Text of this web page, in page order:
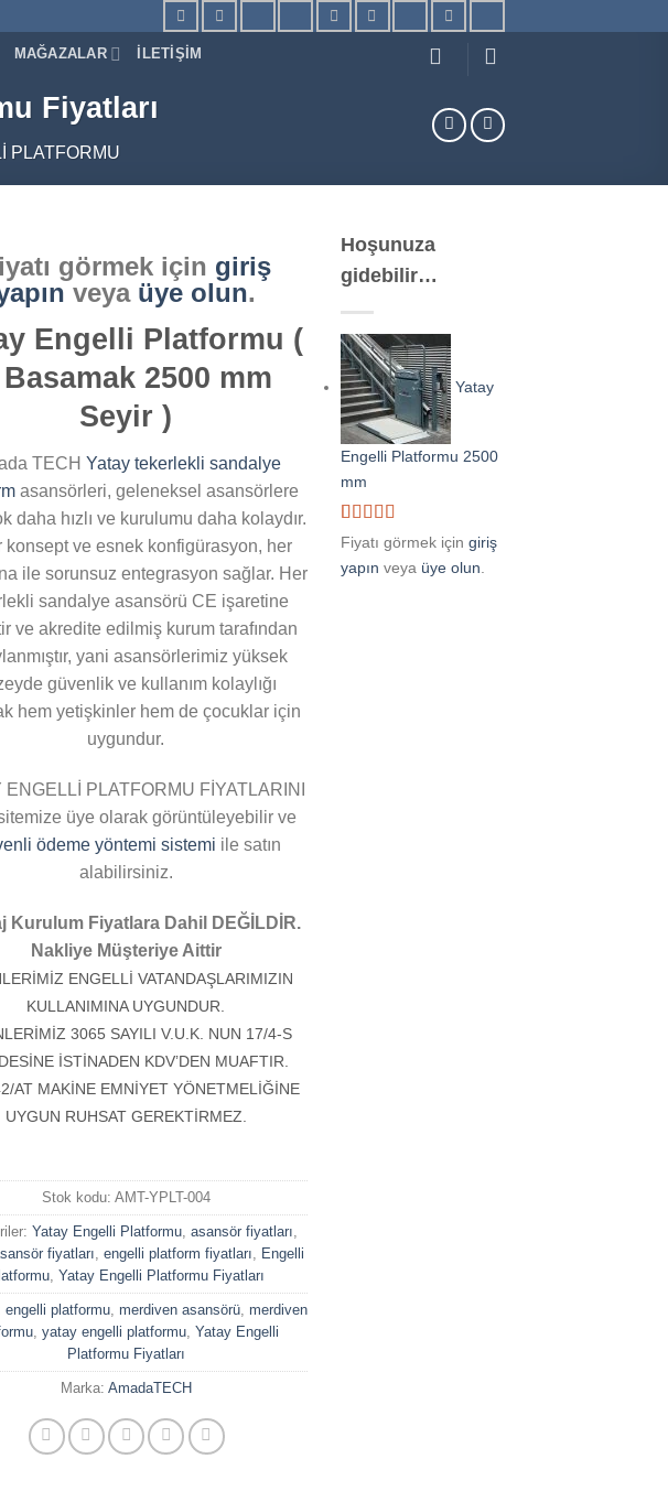
MAĞAZALAR İLETIŞIM
Fiyatları
PLATFORMU
görmek için giriş
veya üye olun.
Engelli Platformu (
2500 mm
Seyir )
TECH Yatay tekerlekli sandalye
asansörleri, geleneksel asansörlere
daha hızlı ve kurulumu daha kolaydır.
konsept ve esnek konfigürasyon, her
ile sorunsuz entegrasyon sağlar. Her
sandalye asansörü CE işaretine
ve akredite edilmiş kurum tarafından
yani asansörlerimiz yüksek
güvenlik ve kullanım kolaylığı
hem yetişkinler hem de çocuklar için
uygundur.
ENGELLİ PLATFORMU FİYATLARINI
üye olarak görüntüleyebilir ve
ödeme yöntemi sistemi ile satın
alabilirsiniz.
Kurulum Fiyatlara Dahil DEĞİLDİR.
Nakliye Müşteriye Aittir
ENGELLİ VATANDAŞLARIMIZIN
KULLANIMINA UYGUNDUR.
3065 SAYILI V.U.K. NUN 17/4-S
İSTİNADEN KDV’DEN MUAFTIR.
AT MAKİNE EMNİYET YÖNETMELİĞİNE
UYGUN RUHSAT GEREKTİRMEZ.
Stok kodu: AMT-YPLT-004
Yatay Engelli Platformu, asansör fiyatları
fiyatları
engelli platform fiyatları
Engelli
, Yatay Engelli Platformu Fiyatları
engelli platformu merdiven asansörü merdiven
, yatay engelli platformu, Yatay Engelli
Platformu Fiyatları
Marka: AmadaTECH
Hoşunuza
gidebilir…
Yatay
Engelli Platformu 2500
mm
2
müşteri
puanına
dayanarak 5
Fiyatı görmek için giriş
yapın veya üye olun